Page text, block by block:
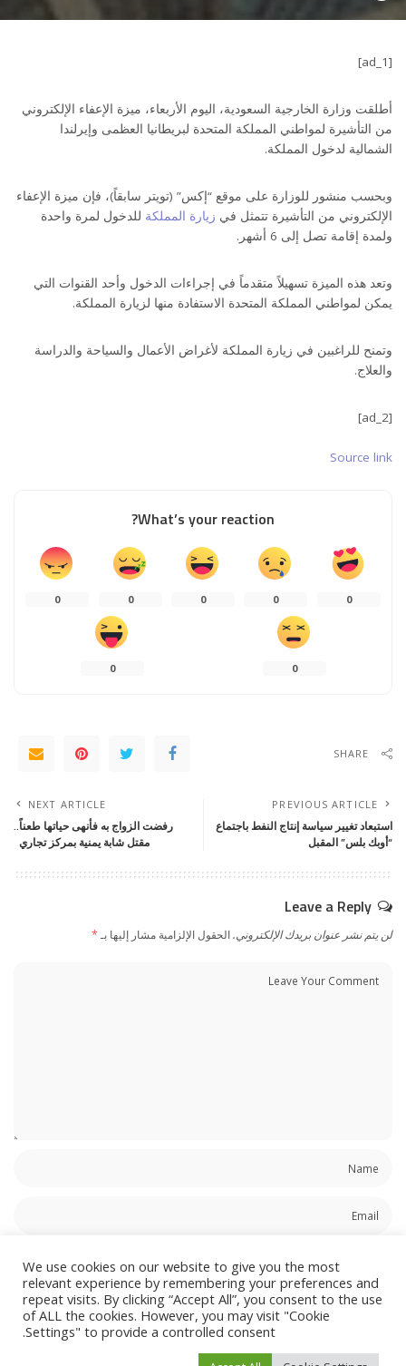
[ad_1]
أطلقت وزارة الخارجية السعودية، اليوم الأربعاء، ميزة الإعفاء الإلكتروني
من التأشيرة لمواطني المملكة المتحدة لبريطانيا العظمى وإيرلندا
الشمالية لدخول المملكة.
وبحسب منشور للوزارة على موقع “إكس” (تويتر سابقاً)، فإن ميزة الإعفاء
الإلكتروني من التأشيرة تتمثل في زيارة المملكة للدخول لمرة واحدة
ولمدة إقامة تصل إلى 6 أشهر.
وتعد هذه الميزة تسهيلاً متقدماً في إجراءات الدخول وأحد القنوات التي
يمكن لمواطني المملكة المتحدة الاستفادة منها لزيارة المملكة.
وتمنح للراغبين في زيارة المملكة لأغراض الأعمال والسياحة والدراسة
والعلاج.
[ad_2]
Source link
What’s your reaction?
0
0
0
0
0
0
0
SHARE
PREVIOUS ARTICLE
استبعاد تغيير سياسة إنتاج النفط باجتماع
“أوبك بلس” المقبل
NEXT ARTICLE
رفضت الزواج به فأنهى حياتها طعناً..
مقتل شابة يمنية بمركز تجاري
Leave a Reply
لن يتم نشر عنوان بريدك الإلكتروني.الحقول الإلزامية مشار إليها بـ*
احفظ اسمي، بريدي الإلكتروني، والموقع الإلكتروني في هذا المتصفح لاستخدامها المرة
المقبلة في تعليقي.
We use cookies on our website to give you the most
relevant experience by remembering your preferences and
repeat visits. By clicking “Accept All”, you consent to the use
of ALL the cookies. However, you may visit "Cookie
Settings" to provide a controlled consent.